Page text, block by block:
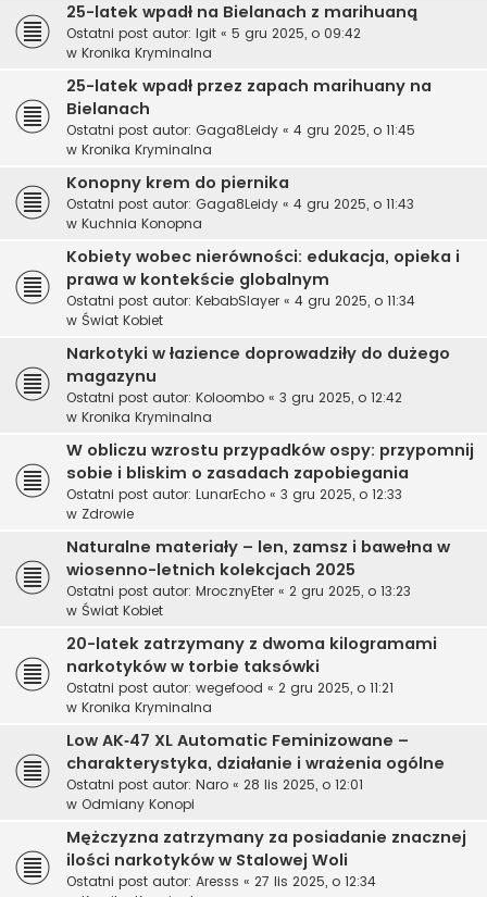
25-latek wpadł na Bielanach z marihuaną
Ostatni post autor: Igit « 5 gru 2025, o 09:42
w Kronika Kryminalna
25-latek wpadł przez zapach marihuany na
Bielanach
Ostatni post autor: Gaga8Leidy « 4 gru 2025, o 11:45
w Kronika Kryminalna
Konopny krem do piernika
Ostatni post autor: Gaga8Leidy « 4 gru 2025, o 11:43
w Kuchnia Konopna
Kobiety wobec nierówności: edukacja, opieka i
prawa w kontekście globalnym
Ostatni post autor: KebabSlayer « 4 gru 2025, o 11:34
w Świat Kobiet
Narkotyki w łazience doprowadziły do dużego
magazynu
Ostatni post autor: Koloombo « 3 gru 2025, o 12:42
w Kronika Kryminalna
W obliczu wzrostu przypadków ospy: przypomnij
sobie i bliskim o zasadach zapobiegania
Ostatni post autor: LunarEcho « 3 gru 2025, o 12:33
w Zdrowie
Naturalne materiały – len, zamsz i bawełna w
wiosenno-letnich kolekcjach 2025
Ostatni post autor: MrocznyEter « 2 gru 2025, o 13:23
w Świat Kobiet
20-latek zatrzymany z dwoma kilogramami
narkotyków w torbie taksówki
Ostatni post autor: wegefood « 2 gru 2025, o 11:21
w Kronika Kryminalna
Low AK‑47 XL Automatic Feminizowane –
charakterystyka, działanie i wrażenia ogólne
Ostatni post autor: Naro « 28 lis 2025, o 12:01
w Odmiany Konopi
Mężczyzna zatrzymany za posiadanie znacznej
ilości narkotyków w Stalowej Woli
Ostatni post autor: Aresss « 27 lis 2025, o 12:34